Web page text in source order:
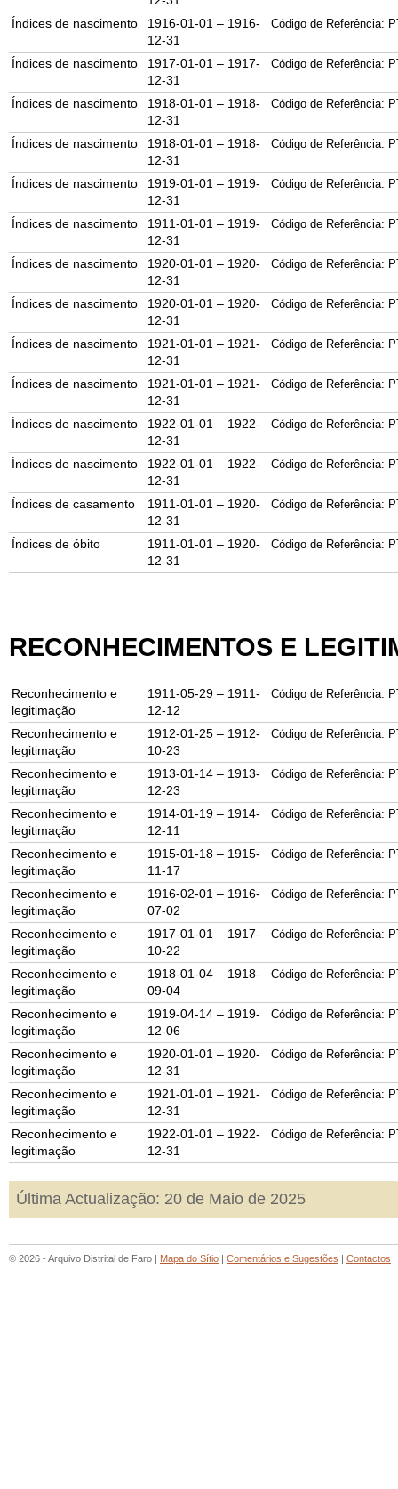
Índices de nascimento
1916-01-01 – 1916-
12-31
Código de Referência:
Índices de nascimento
1917-01-01 – 1917-
12-31
Código de Referência:
Índices de nascimento
1918-01-01 – 1918-
12-31
Código de Referência:
Índices de nascimento
1918-01-01 – 1918-
12-31
Código de Referência:
Índices de nascimento
1919-01-01 – 1919-
12-31
Código de Referência:
Índices de nascimento
1911-01-01 – 1919-
12-31
Código de Referência:
Índices de nascimento
1920-01-01 – 1920-
12-31
Código de Referência:
Índices de nascimento
1920-01-01 – 1920-
12-31
Código de Referência:
Índices de nascimento
1921-01-01 – 1921-
12-31
Código de Referência:
Índices de nascimento
1921-01-01 – 1921-
12-31
Código de Referência:
Índices de nascimento
1922-01-01 – 1922-
12-31
Código de Referência:
Índices de nascimento
1922-01-01 – 1922-
12-31
Código de Referência:
Índices de casamento
1911-01-01 – 1920-
12-31
Código de Referência:
Índices de óbito
1911-01-01 – 1920-
12-31
Código de Referência:
RECONHECIMENTOS E
Reconhecimento e
legitimação
1911-05-29 – 1911-
12-12
Código de Referência:
Reconhecimento e
legitimação
1912-01-25 – 1912-
10-23
Código de Referência:
Reconhecimento e
legitimação
1913-01-14 – 1913-
12-23
Código de Referência:
Reconhecimento e
legitimação
1914-01-19 – 1914-
12-11
Código de Referência:
Reconhecimento e
legitimação
1915-01-18 – 1915-
11-17
Código de Referência:
Reconhecimento e
legitimação
1916-02-01 – 1916-
07-02
Código de Referência:
Reconhecimento e
legitimação
1917-01-01 – 1917-
10-22
Código de Referência:
Reconhecimento e
legitimação
1918-01-04 – 1918-
09-04
Código de Referência:
Reconhecimento e
legitimação
1919-04-14 – 1919-
12-06
Código de Referência:
Reconhecimento e
legitimação
1920-01-01 – 1920-
12-31
Código de Referência:
Reconhecimento e
legitimação
1921-01-01 – 1921-
12-31
Código de Referência:
Reconhecimento e
legitimação
1922-01-01 – 1922-
12-31
Código de Referência:
Última Actualização: 20 de Maio de 2025
© 2026 - Arquivo Distrital de Faro | Mapa do Sítio | Comentários e Sugestões | Contactos